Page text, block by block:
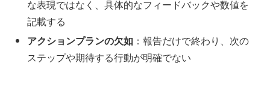
な表現ではなく、具体的なフィードバックや数値を
記載する
アクションプランの欠如 ：報告だけで終わり、次の
ステップや期待する行動が明確でない